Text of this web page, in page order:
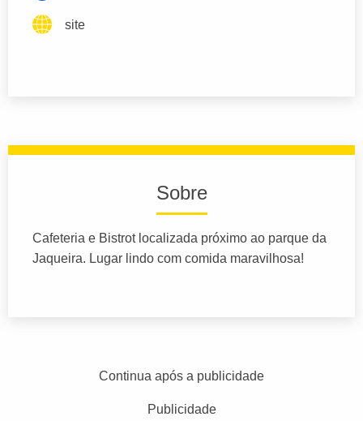
site
Sobre
Cafeteria e Bistrot localizada próximo ao parque da
Jaqueira. Lugar lindo com comida maravilhosa!
Continua após a publicidade
Publicidade